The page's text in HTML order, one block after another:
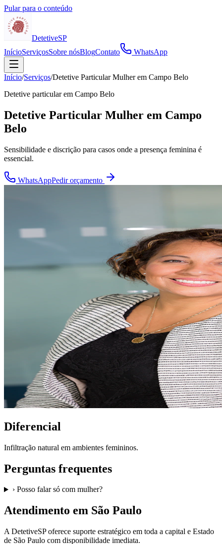
Pular para o conteúdo
DetetiveSP
InícioServiçosSobre nósBlogContato WhatsApp
Início/Serviços/Detetive Particular Mulher em Campo Belo
Detetive particular em Campo Belo
Detetive Particular Mulher em Campo
Belo
Sensibilidade e discrição para casos onde a presença feminina é
essencial.
WhatsAppPedir orçamento
Diferencial
Infiltração natural em ambientes femininos.
Perguntas frequentes
› Posso falar só com mulher?
Atendimento em São Paulo
A DetetiveSPoferece suporte estratégico em toda a capital e Estado
de São Paulo com disponibilidade imediata.